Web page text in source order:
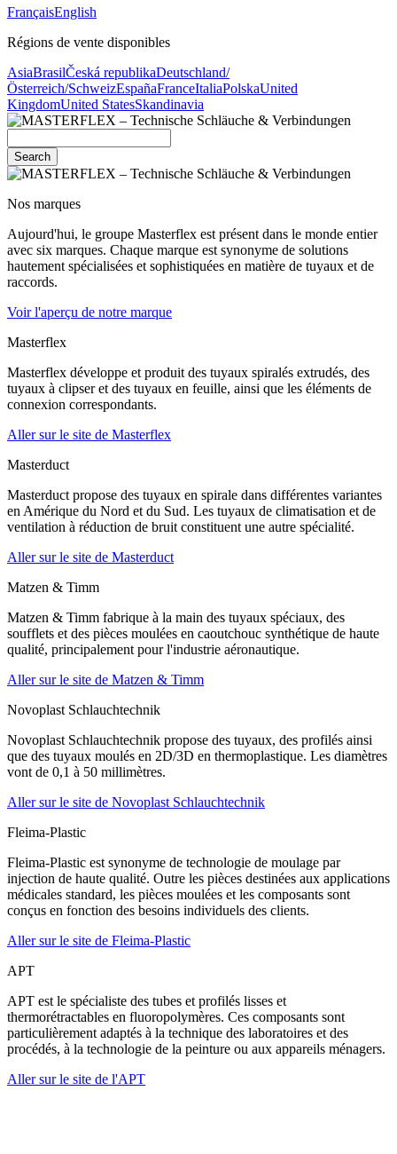
FrançaisEnglish
Régions de vente disponibles
AsiaBrasilČeská republikaDeutschland/
Österreich/SchweizEspañaFranceItaliaPolskaUnited
KingdomUnited StatesSkandinavia
Search
Nos marques
Aujourd'hui, le groupe Masterflex est présent dans le monde entier
avec six marques. Chaque marque est synonyme de solutions
hautement spécialisées et sophistiquées en matière de tuyaux et de
raccords.
Voir l'aperçu de notre marque
Masterflex
Masterflex développe et produit des tuyaux spiralés extrudés, des
tuyaux à clipser et des tuyaux en feuille, ainsi que les éléments de
connexion correspondants.
Aller sur le site de Masterflex
Masterduct
Masterduct propose des tuyaux en spirale dans différentes variantes
en Amérique du Nord et du Sud. Les tuyaux de climatisation et de
ventilation à réduction de bruit constituent une autre spécialité.
Aller sur le site de Masterduct
Matzen & Timm
Matzen & Timm fabrique à la main des tuyaux spéciaux, des
soufflets et des pièces moulées en caoutchouc synthétique de haute
qualité, principalement pour l'industrie aéronautique.
Aller sur le site de Matzen & Timm
Novoplast Schlauchtechnik
Novoplast Schlauchtechnik propose des tuyaux, des profilés ainsi
que des tuyaux moulés en 2D/3D en thermoplastique. Les diamètres
vont de 0,1 à 50 millimètres.
Aller sur le site de Novoplast Schlauchtechnik
Fleima-Plastic
Fleima-Plastic est synonyme de technologie de moulage par
injection de haute qualité. Outre les pièces destinées aux applications
médicales standard, les pièces moulées et les composants sont
conçus en fonction des besoins individuels des clients.
Aller sur le site de Fleima-Plastic
APT
APT est le spécialiste des tubes et profilés lisses et
thermorétractables en fluoropolymères. Ces composants sont
particulièrement adaptés à la technique des laboratoires et des
procédés, à la technologie de la peinture ou aux appareils ménagers.
Aller sur le site de l'APT